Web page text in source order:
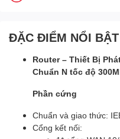
ĐẶC ĐIỂM NỔI BẬT
Router – Thiết Bị
Chuẩn N tốc độ
Phần cứng
Chuẩn và giao thức:
Cổng kết nối: